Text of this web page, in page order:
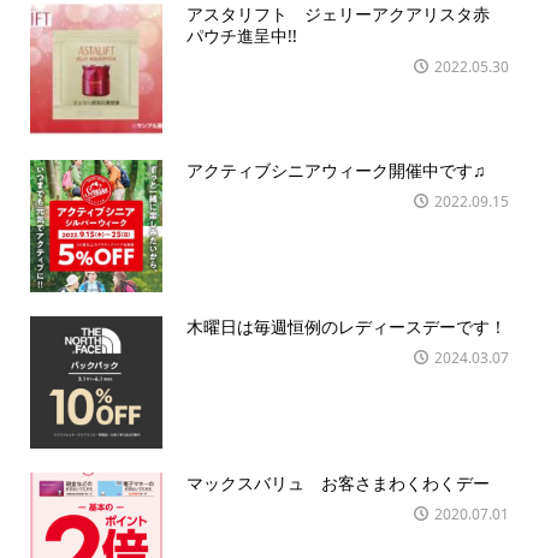
アスタリフト ジェリーアクアリスタ赤
パウチ進呈中!!
2022.05.30
アクティブシニアウィーク開催中です♫
2022.09.15
木曜日は毎週恒例のレディースデーです！
2024.03.07
マックスバリュ お客さまわくわくデー
2020.07.01